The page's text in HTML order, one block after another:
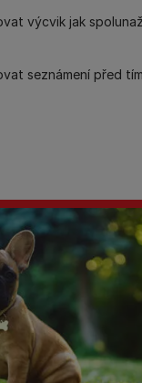
výcvik jak
seznámení před